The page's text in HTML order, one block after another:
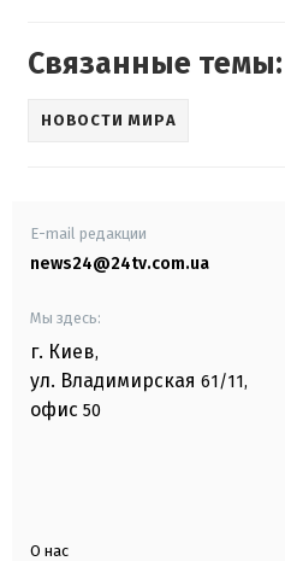
Связанные темы:
НОВОСТИ МИРА
E-mail редакции
news24@24tv.com.ua
Мы здесь:
г. Киев,
ул. Владимирская 61/11,
офис 50
О нас